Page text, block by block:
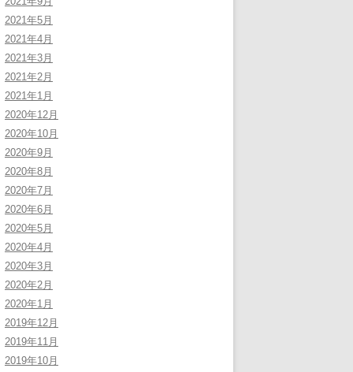
2021年5月
2021年4月
2021年3月
2021年2月
2021年1月
2020年12月
2020年10月
2020年9月
2020年8月
2020年7月
2020年6月
2020年5月
2020年4月
2020年3月
2020年2月
2020年1月
2019年12月
2019年11月
2019年10月